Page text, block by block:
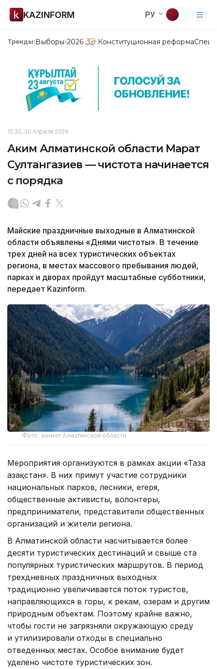
KAZINFORM РУ
Тренды:Выборы-2026 Конституционная реформа
15:32, 30 Апреля 2026
Аким Алматинской области Марат
Султангазиев — чистота начинается
с порядка
Майские праздничные выходные в Алматинской
области объявлены «Днями чистоты». В течение
трех дней на всех туристических объектах
региона, в местах массового пребывания людей,
парках и дворах пройдут масштабные субботники,
передает Kazinform.
Фото: акимат Алматинской области
Мероприятия организуются в рамках акции «Таза
Қазақстан». В них примут участие сотрудники
национальных парков, лесники, егеря,
общественные активисты, волонтеры,
предприниматели, представители общественных
организаций и жители региона.
В Алматинской области насчитывается более
десяти туристических дестинаций и свыше ста
популярных туристических маршрутов. В период
трехдневных праздничных выходных
традиционно увеличивается поток туристов,
направляющихся в горы, к рекам, озерам и другим
природным объектам. Поэтому крайне важно,
чтобы гости не загрязняли окружающую среду
и утилизировали отходы в специально
отведенных местах. Особое внимание будет
уделено чистоте туристических зон.